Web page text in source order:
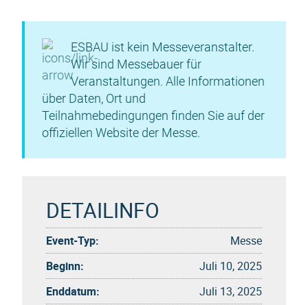
ESBAU ist kein Messeveranstalter.
Wir sind Messebauer für
Veranstaltungen. Alle Informationen
über Daten, Ort und
Teilnahmebedingungen finden Sie auf der
offiziellen Website der Messe.
DETAILINFO
Event-Typ:
Messe
Beginn:
Juli 10, 2025
Enddatum:
Juli 13, 2025